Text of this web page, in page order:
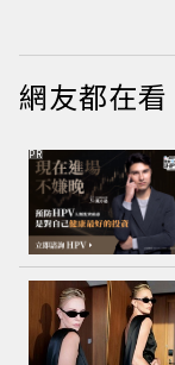
網友都在看
PR